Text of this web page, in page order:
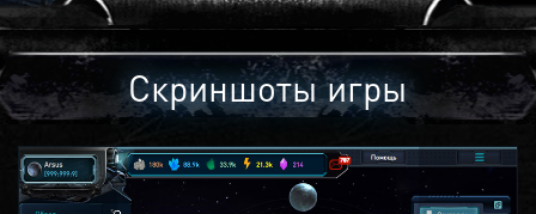
Скриншоты игры